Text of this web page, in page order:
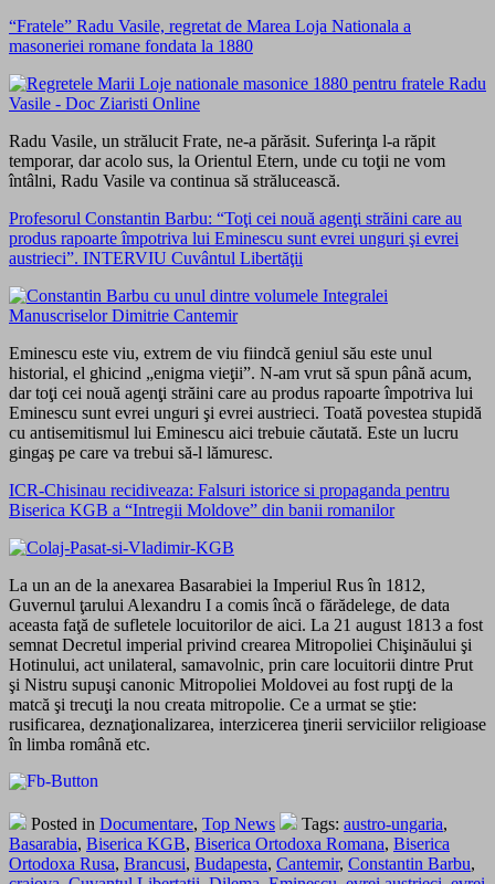
“Fratele” Radu Vasile, regretat de Marea Loja Nationala a
masoneriei romane fondata la 1880
Radu Vasile, un strălucit Frate, ne-a părăsit. Suferinţa l-a răpit
temporar, dar acolo sus, la Orientul Etern, unde cu toţii ne vom
întâlni, Radu Vasile va continua să strălucească.
Profesorul Constantin Barbu: “Toţi cei nouă agenţi străini care au
produs rapoarte împotriva lui Eminescu sunt evrei unguri şi evrei
austrieci”. INTERVIU Cuvântul Libertăţii
Eminescu este viu, extrem de viu fiindcă geniul său este unul
historial, el ghicind „enigma vieţii”. N-am vrut să spun până acum,
dar toţi cei nouă agenţi străini care au produs rapoarte împotriva lui
Eminescu sunt evrei unguri şi evrei austrieci. Toată povestea stupidă
cu antisemitismul lui Eminescu aici trebuie căutată. Este un lucru
gingaş pe care va trebui să-l lămuresc.
ICR-Chisinau recidiveaza: Falsuri istorice si propaganda pentru
Biserica KGB a “Intregii Moldove” din banii romanilor
La un an de la anexarea Basarabiei la Imperiul Rus în 1812,
Guvernul ţarului Alexandru I a comis încă o fărădelege, de data
aceasta faţă de sufletele locuitorilor de aici. La 21 august 1813 a fost
semnat Decretul imperial privind crearea Mitropoliei Chişinăului şi
Hotinului, act unilateral, samavolnic, prin care locuitorii dintre Prut
şi Nistru supuşi canonic Mitropoliei Moldovei au fost rupţi de la
matcă şi trecuţi la nou creata mitropolie. Ce a urmat se ştie:
rusificarea, deznaţionalizarea, interzicerea ţinerii serviciilor religioase
în limba română etc.
Posted in Documentare, Top News Tags: austro-ungaria,
Basarabia, Biserica KGB, Biserica Ortodoxa Romana, Biserica
Ortodoxa Rusa, Brancusi, Budapesta, Cantemir, Constantin Barbu,